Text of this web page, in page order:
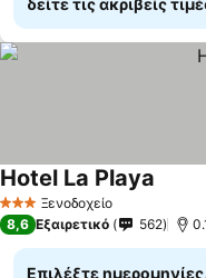
δείτε τις ακριβείς
3 ΑστέριαΞενοδοχείο
Hotel La Playa
8,6 Εξαιρετικό 562
Επιλέξτε